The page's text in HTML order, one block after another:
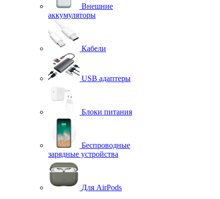
Внешние
аккумуляторы
Кабели
USB адаптеры
Блоки питания
Беспроводные
зарядные устройства
Для AirPods